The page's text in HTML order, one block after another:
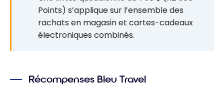
Points) s’applique sur l’ensemble des
rachats en magasin et cartes-cadeaux
électroniques combinés.
Récompenses Bleu Travel